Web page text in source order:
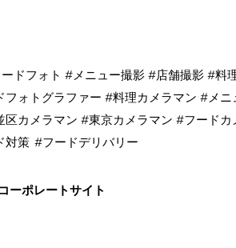
区商品撮影 杉並区メニュー撮影 杉並
メラマン 杉並区食品撮影 杉並区物撮
影 東京メニュー撮影 東京料理撮影
食品撮影 東京物撮りカメラマン
ドフォト #メニュー撮影 #店舗撮影 #料
フォトグラファー #料理カメラマン #メ
区カメラマン #東京カメラマン #フードカ
対策 #フードデリバリー
コーポレートサイト